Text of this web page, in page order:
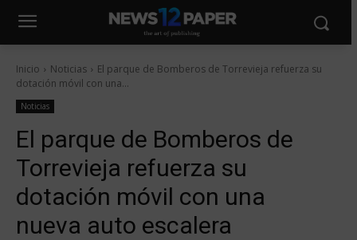
Inicio Noticias
El parque de Bomberos de Torrevieja refuerza su
dotación móvil con una...
Noticias
El parque de Bomberos de
Torrevieja refuerza su
dotación móvil con una
nueva auto escalera